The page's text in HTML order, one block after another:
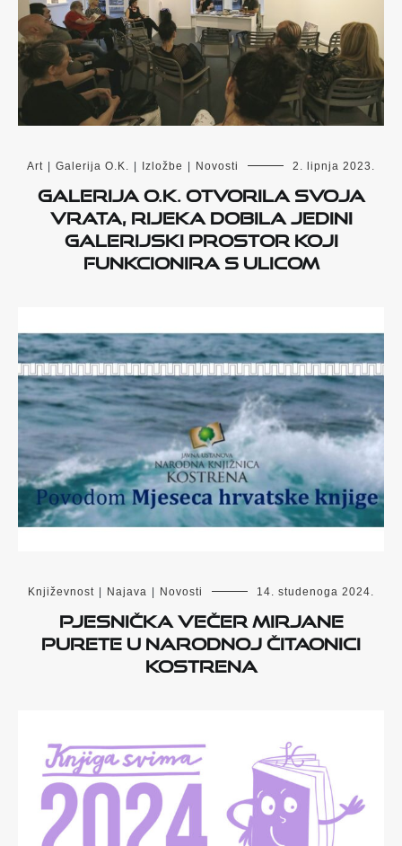
Art | Galerija O.K. | Izložbe | Novosti 2. lipnja 2023.
Galerija O.K. otvorila svoja
vrata, Rijeka dobila jedini
galerijski prostor koji
funkcionira s ulicom
Književnost | Najava | Novosti 14. studenoga 2024.
Pjesnička večer Mirjane
Purete u Narodnoj čitaonici
Kostrena